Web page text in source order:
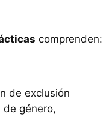
comprenden:
de exclusión
de género,